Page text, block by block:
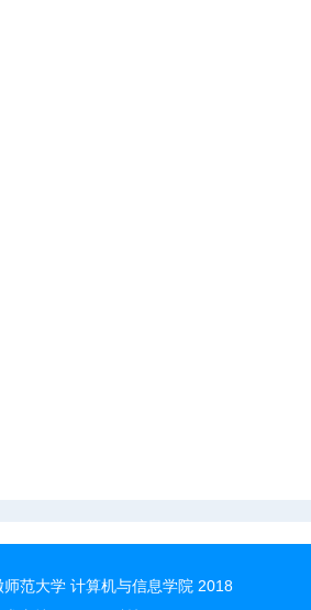
师范大学 计算机与信息学院 2018